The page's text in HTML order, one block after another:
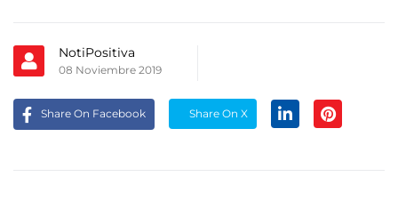
NotiPositiva
08 Noviembre 2019
Share On Facebook Share On X